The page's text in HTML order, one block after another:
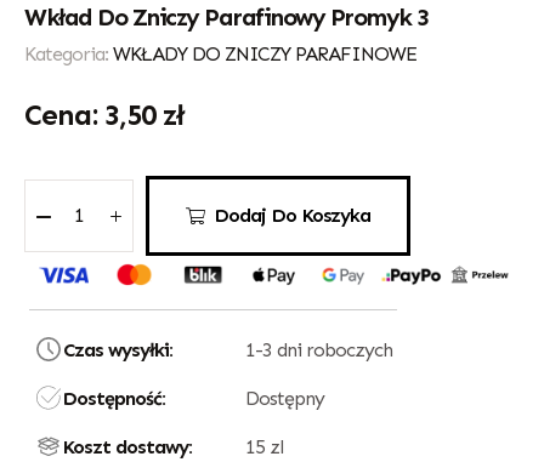
Wkład Do Zniczy Parafinowy Promyk 3
Kategoria: WKŁADY DO ZNICZY PARAFINOWE
3,50 zł
Dodaj Do Koszyka
Czas wysyłki: 1-3 dni roboczych
Dostępność: Dostępny
Koszt dostawy: 15 zl